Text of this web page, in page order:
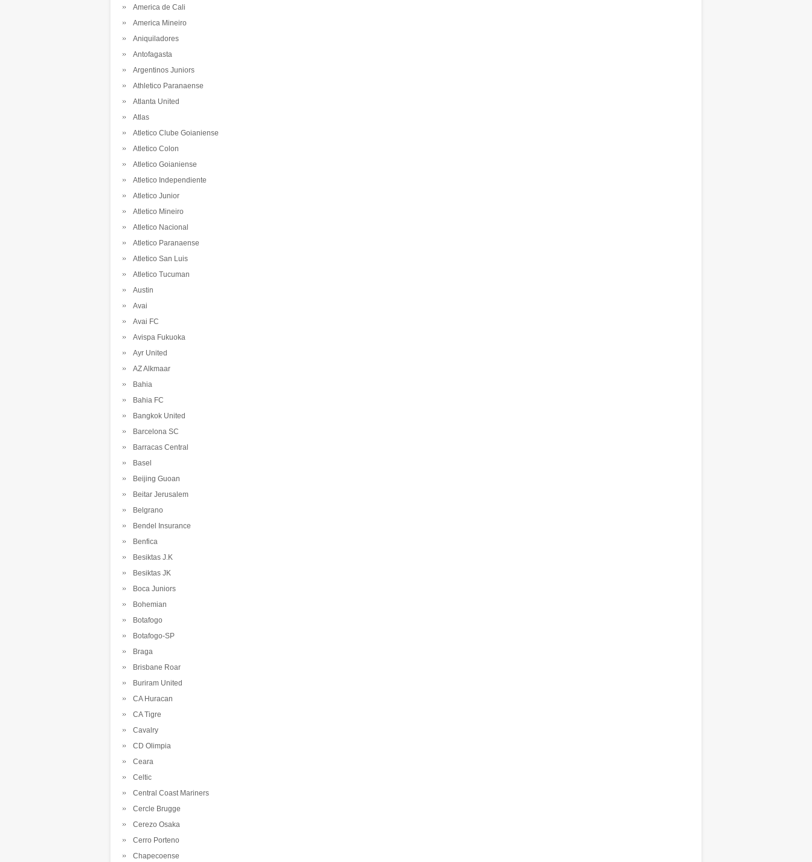
America de Cali
America Mineiro
Aniquiladores
Antofagasta
Argentinos Juniors
Athletico Paranaense
Atlanta United
Atlas
Atletico Clube Goianiense
Atletico Colon
Atletico Goianiense
Atletico Independiente
Atletico Junior
Atletico Mineiro
Atletico Nacional
Atletico Paranaense
Atletico San Luis
Atletico Tucuman
Austin
Avai
Avai FC
Avispa Fukuoka
Ayr United
AZ Alkmaar
Bahia
Bahia FC
Bangkok United
Barcelona SC
Barracas Central
Basel
Beijing Guoan
Beitar Jerusalem
Belgrano
Bendel Insurance
Benfica
Besiktas J.K
Besiktas JK
Boca Juniors
Bohemian
Botafogo
Botafogo-SP
Braga
Brisbane Roar
Buriram United
CA Huracan
CA Tigre
Cavalry
CD Olimpia
Ceara
Celtic
Central Coast Mariners
Cercle Brugge
Cerezo Osaka
Cerro Porteno
Chapecoense